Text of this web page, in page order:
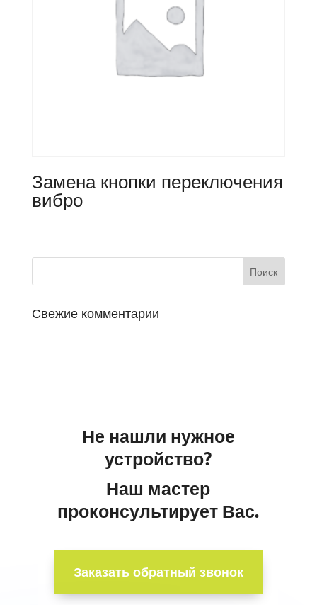
Замена кнопки переключения
вибро
Свежие комментарии
Не нашли нужное
устройство?
Наш мастер
проконсультирует Вас.
Заказать обратный звонок